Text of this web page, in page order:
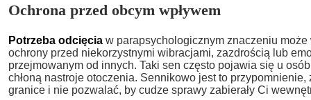
Ochrona przed obcym wpływem
Potrzeba odcięcia w parapsychologicznym znaczeniu
ochrony przed niekorzystnymi wibracjami, zazdrością lub
przejmowanym od innych. Taki sen często pojawia się u
chłoną nastroje otoczenia. Sennikowo jest to
granice i nie pozwalać, by cudze sprawy zabierały Ci